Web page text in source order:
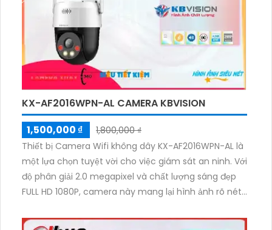
đa dạng, giúp dễ dàng quản lý và lưu trữ dữ liệu.
KX-AF2016WPN-AL CAMERA KBVISION
1,500,000 ₫
1,800,000 ₫
Thiết bị Camera Wifi không dây KX-AF2016WPN-AL là
một lựa chọn tuyệt vời cho việc giám sát an ninh. Với
độ phân giải 2.0 megapixel và chất lượng sáng đẹp
FULL HD 1080P, camera này mang lại hình ảnh rõ nét
màu sắc ban đêm, cho phép quan sát trong điều